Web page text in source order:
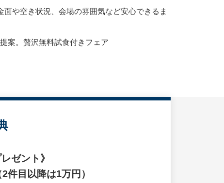
や空き状況、会場の雰囲気など安心できるま
案。贅沢無料試食付きフェア
ゼント》
件目以降は1万円）